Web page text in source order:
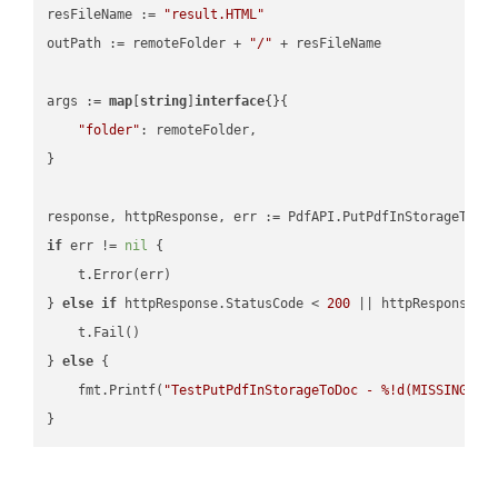
resFileName :=
"result.HTML"
outPath := remoteFolder +
"/" + resFileName
args := map string ]interface{}{
"folder" : remoteFolder,
}
if err != nil {
    t.Error(err)
} else if httpResponse.StatusCode < 200 ||
    t.Fail()
} else {
    fmt.Printf(
"TestPutPdfInStorageToDoc - %!d(MISSING)\n"